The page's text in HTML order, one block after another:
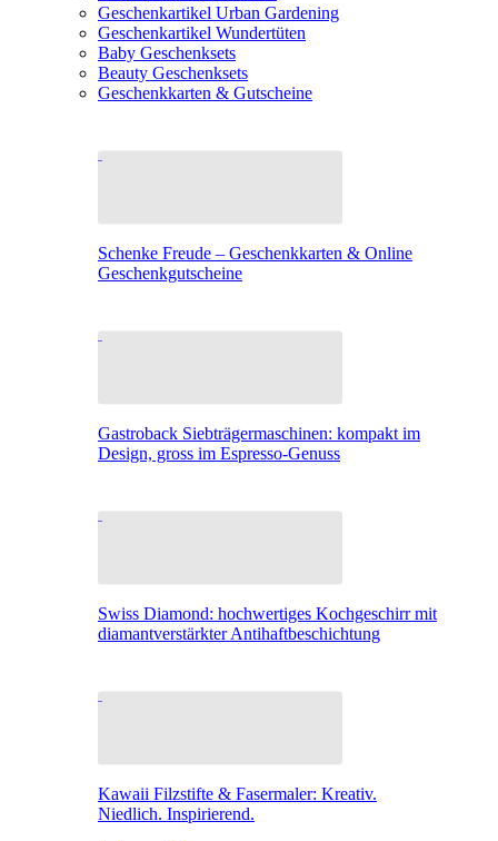
Geschenkartikel Urban Gardening
Geschenkartikel Wundertüten
Baby Geschenksets
Beauty Geschenksets
Geschenkkarten & Gutscheine
Schenke Freude – Geschenkkarten & Online
Geschenkgutscheine
Gastroback Siebträgermaschinen: kompakt im
Design, gross im Espresso-Genuss
Swiss Diamond: hochwertiges Kochgeschirr mit
diamantverstärkter Antihaftbeschichtung
Kawaii Filzstifte & Fasermaler: Kreativ.
Niedlich. Inspirierend.